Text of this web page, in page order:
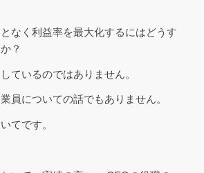
なく利益率を最大化するにはどうす
？
ているのではありません。
員についての話でもありません。
てです。